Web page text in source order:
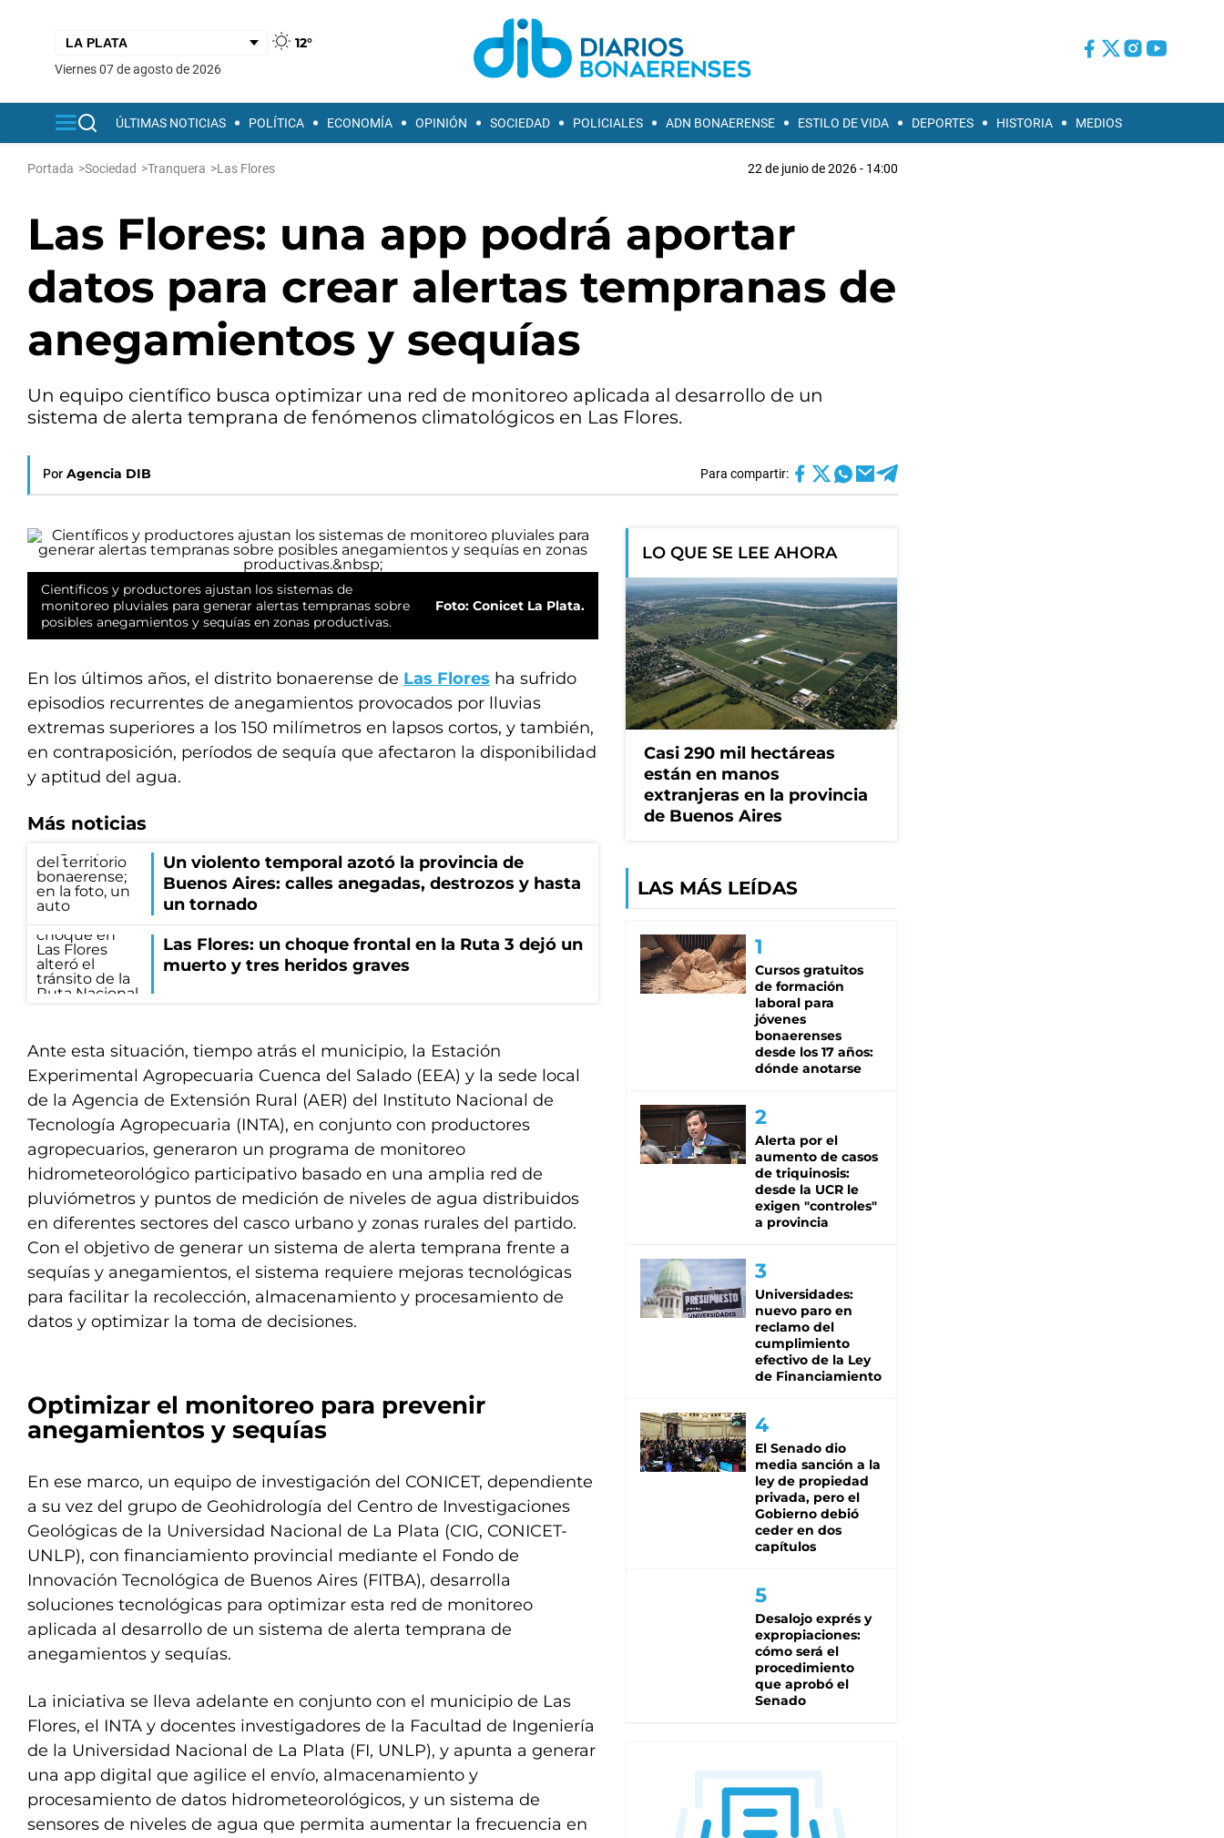
12°
viernes 07 de agosto de 2026
ÚLTIMAS NOTICIAS POLÍTICA ECONOMÍA OPINIÓN SOCIEDAD POLICIALES ADN BONAERENSE ESTILO DE VIDA DEPORTES HISTORIA MEDIOS
Portada >Sociedad >Tranquera >Las Flores 22 de junio de 2026 - 14:00
Las Flores: una app podrá aportar
datos para crear alertas tempranas de
anegamientos y sequías
Un equipo científico busca optimizar una red de monitoreo aplicada al desarrollo de un
sistema de alerta temprana de fenómenos climatológicos en Las Flores.
Por Agencia DIB Para compartir:
Científicos y productores ajustan los sistemas de
monitoreo pluviales para generar alertas tempranas sobre
posibles anegamientos y sequías en zonas productivas.
Foto: Conicet La Plata.
En los últimos años, el distrito bonaerense de Las Flores ha sufrido
episodios recurrentes de anegamientos provocados por lluvias
extremas superiores a los 150 milímetros en lapsos cortos, y también,
en contraposición, períodos de sequía que afectaron la disponibilidad
y aptitud del agua.
Más noticias
Un violento temporal azotó la provincia de
Buenos Aires: calles anegadas, destrozos y hasta
un tornado
Las Flores: un choque frontal en la Ruta 3 dejó un
muerto y tres heridos graves
Ante esta situación, tiempo atrás el municipio, la Estación
Experimental Agropecuaria Cuenca del Salado (EEA) y la sede local
de la Agencia de Extensión Rural (AER) del Instituto Nacional de
Tecnología Agropecuaria (INTA), en conjunto con productores
agropecuarios, generaron un programa de monitoreo
hidrometeorológico participativo basado en una amplia red de
pluviómetros y puntos de medición de niveles de agua distribuidos
en diferentes sectores del casco urbano y zonas rurales del partido.
Con el objetivo de generar un sistema de alerta temprana frente a
sequías y anegamientos, el sistema requiere mejoras tecnológicas
para facilitar la recolección, almacenamiento y procesamiento de
datos y optimizar la toma de decisiones.
Optimizar el monitoreo para prevenir
anegamientos y sequías
En ese marco, un equipo de investigación del CONICET, dependiente
a su vez del grupo de Geohidrología del Centro de Investigaciones
Geológicas de la Universidad Nacional de La Plata (CIG, CONICET-
UNLP), con financiamiento provincial mediante el Fondo de
Innovación Tecnológica de Buenos Aires (FITBA), desarrolla
soluciones tecnológicas para optimizar esta red de monitoreo
aplicada al desarrollo de un sistema de alerta temprana de
anegamientos y sequías.
La iniciativa se lleva adelante en conjunto con el municipio de Las
Flores, el INTA y docentes investigadores de la Facultad de Ingeniería
de la Universidad Nacional de La Plata (FI, UNLP), y apunta a generar
una app digital que agilice el envío, almacenamiento y
procesamiento de datos hidrometeorológicos, y un sistema de
sensores de niveles de agua que permita aumentar la frecuencia en
LO QUE SE LEE AHORA
Casi 290 mil hectáreas
están en manos
extranjeras en la provincia
de Buenos Aires
LAS MÁS LEÍDAS
Cursos gratuitos
de formación
laboral para
jóvenes
bonaerenses
desde los 17 años:
dónde anotarse
Alerta por el
aumento de casos
de triquinosis:
desde la UCR le
exigen "controles"
a provincia
Universidades:
nuevo paro en
reclamo del
cumplimiento
efectivo de la Ley
de Financiamiento
El Senado dio
media sanción a la
ley de propiedad
privada, pero el
Gobierno debió
ceder en dos
capítulos
Desalojo exprés y
expropiaciones:
cómo será el
procedimiento
que aprobó el
Senado